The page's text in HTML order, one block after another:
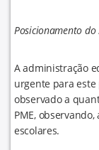
Posicionamento do
A administração
urgente para
observado a
PME,
escolares.